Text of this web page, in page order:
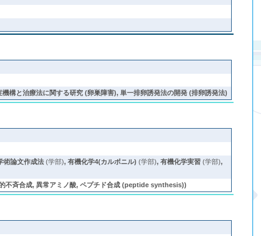
構と治療法に関する研究 (卵巣障害), 単一排卵誘発法の開発 (排卵誘発法)
術論文作成法 (学部),有機化学4(カルボニル) (学部),有機化学実習 (学部),
不斉合成, 異常アミノ酸, ペプチド合成 (peptide synthesis))